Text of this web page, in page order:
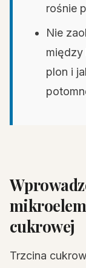
rośnie
Nie
między
plon i
cukrowej
Trzcina